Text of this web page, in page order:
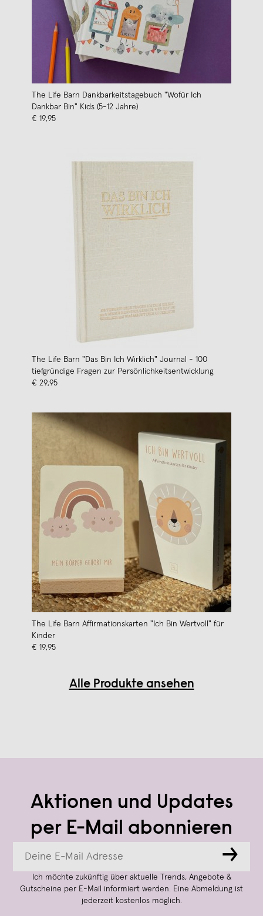
The Life Barn Dankbarkeitstagebuch "Wofür Ich
Dankbar Bin" Kids (5-12 Jahre)
€ 19,95
The Life Barn "Das Bin Ich Wirklich" Journal - 100
tiefgründige Fragen zur Persönlichkeitsentwicklung
€ 29,95
The Life Barn Affirmationskarten "Ich Bin Wertvoll" für
Kinder
€ 19,95
Alle Produkte ansehen
Aktionen und Updates
per E-Mail abonnieren
→
Ich möchte zukünftig über aktuelle Trends, Angebote &
Gutscheine per E-Mail informiert werden. Eine Abmeldung ist
jederzeit kostenlos möglich.